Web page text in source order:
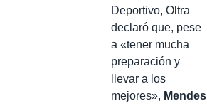
Deportivo, Oltra
declaró que, pese
a «tener mucha
preparación y
llevar a los
mejores», Mendes